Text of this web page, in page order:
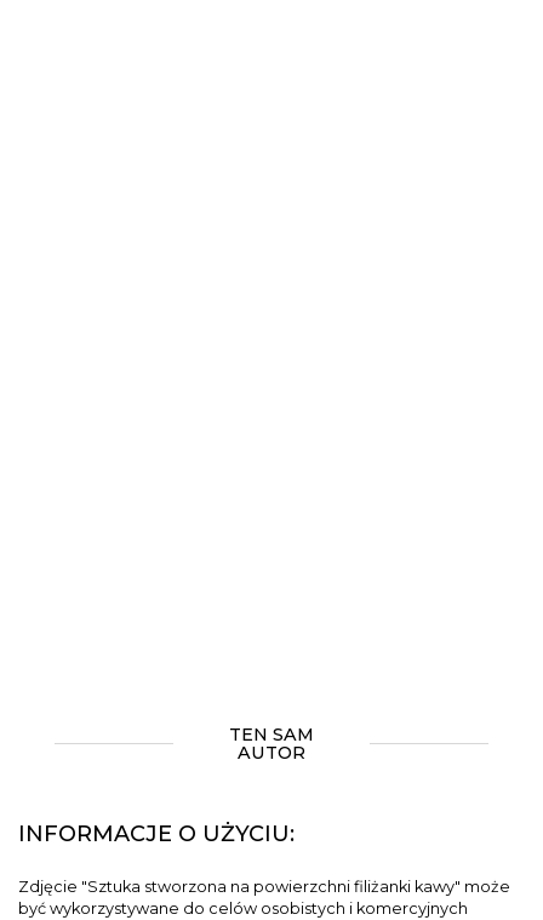
TEN SAM
AUTOR
INFORMACJE O UŻYCIU:
Zdjęcie "Sztuka stworzona na powierzchni filiżanki kawy" może
być wykorzystywane do celów osobistych i komercyjnych